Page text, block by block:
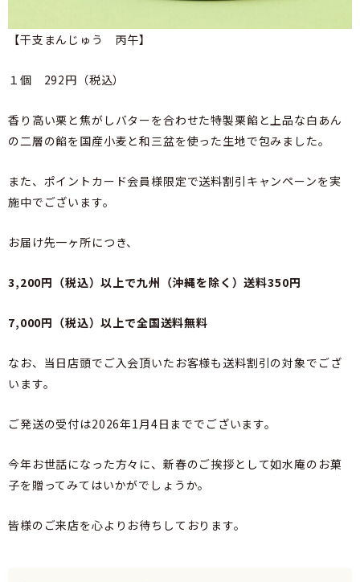
【干支まんじゅう 丙午】
１個 292円（税込）
香り高い栗と焦がしバターを合わせた特製栗餡と上品な白あん
の二層の餡を国産小麦と和三盆を使った生地で包みました。
また、ポイントカード会員様限定で送料割引キャンペーンを実
施中でございます。
お届け先一ヶ所につき、
3,200円（税込）以上で九州（沖縄を除く）送料350円
7,000円（税込）以上で全国送料無料
なお、当日店頭でご入会頂いたお客様も送料割引の対象でござ
います。
ご発送の受付は2026年1月4日まででございます。
今年お世話になった方々に、新春のご挨拶として如水庵のお菓
子を贈ってみてはいかがでしょうか。
皆様のご来店を心よりお待ちしております。